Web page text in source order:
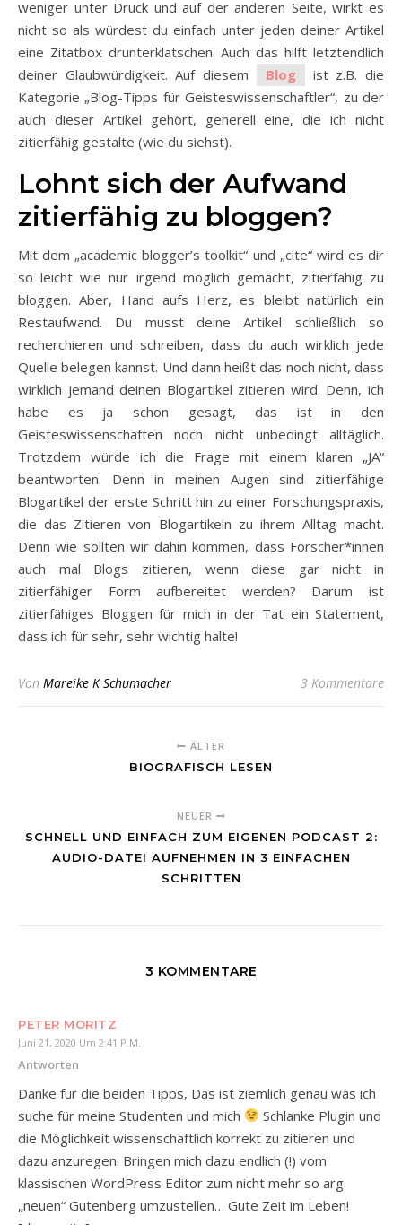
weniger unter Druck und auf der anderen Seite, wirkt es
nicht so als würdest du einfach unter jeden deiner Artikel
eine Zitatbox drunterklatschen. Auch das hilft letztendlich
deiner Glaubwürdigkeit. Auf diesem
Blog
ist z.B. die
Kategorie „Blog-Tipps für Geisteswissenschaftler“, zu der
auch dieser Artikel gehört, generell eine, die ich nicht
zitierfähig gestalte (wie du siehst).
Lohnt sich der Aufwand
zitierfähig zu bloggen?
Mit dem „academic blogger’s toolkit“ und „cite“ wird es dir
so leicht wie nur irgend möglich gemacht, zitierfähig zu
bloggen. Aber, Hand aufs Herz, es bleibt natürlich ein
Restaufwand. Du musst deine Artikel schließlich so
recherchieren und schreiben, dass du auch wirklich jede
Quelle belegen kannst. Und dann heißt das noch nicht, dass
wirklich jemand deinen Blogartikel zitieren wird. Denn, ich
habe es ja schon gesagt, das ist in den
Geisteswissenschaften noch nicht unbedingt alltäglich.
Trotzdem würde ich die Frage mit einem klaren „JA“
beantworten. Denn in meinen Augen sind zitierfähige
Blogartikel der erste Schritt hin zu einer Forschungspraxis,
die das Zitieren von Blogartikeln zu ihrem Alltag macht.
Denn wie sollten wir dahin kommen, dass Forscher*innen
auch mal Blogs zitieren, wenn diese gar nicht in
zitierfähiger Form aufbereitet werden? Darum ist
zitierfähiges Bloggen für mich in der Tat ein Statement,
dass ich für sehr, sehr wichtig halte!
Von Mareike K Schumacher 3 Kommentare
ÄLTER
BIOGRAFISCH LESEN
NEUER
SCHNELL UND EINFACH ZUM EIGENEN PODCAST 2:
AUDIO-DATEI AUFNEHMEN IN 3 EINFACHEN
SCHRITTEN
3 KOMMENTARE
PETER MORITZ
Juni 21, 2020 Um 2:41 P.m.
Antworten
Danke für die beiden Tipps, Das ist ziemlich genau was ich
suche für meine Studenten und mich
Schlanke Plugin und
die Möglichkeit wissenschaftlich korrekt zu zitieren und
dazu anzuregen. Bringen mich dazu endlich (!) vom
klassischen WordPress Editor zum nicht mehr so arg
„neuen“ Gutenberg umzustellen… Gute Zeit im Leben!